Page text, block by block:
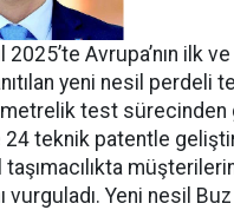
2025’te Avru­pa’nın ilk
yeni nesil perdeli
test sürecinden
24 teknik patentle
vurgula­dı. Yeni nesil